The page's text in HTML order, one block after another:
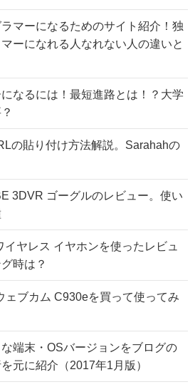
マーになるためのサイト紹介！独
ーになれる人なれない人の違いと
なるには！最短進路とは！？大学
の貼り付け方法解説。Sarahahの
3DVR ゴーグルのレビュー。使い
イヤレス イヤホンを使ったレビュ
時は？
ェブカム C930eを買って使ってみ
端末・OSバージョンをブログの
元に紹介（2017年1月版）